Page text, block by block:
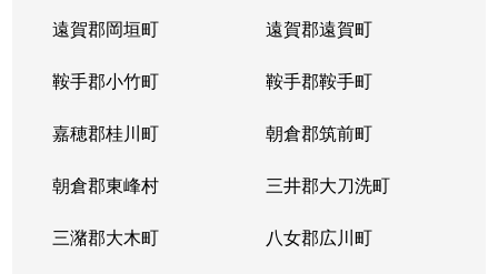
遠賀郡岡垣町 遠賀郡遠賀町
鞍手郡小竹町 鞍手郡鞍手町
嘉穂郡桂川町 朝倉郡筑前町
朝倉郡東峰村 三井郡大刀洗町
三潴郡大木町 八女郡広川町